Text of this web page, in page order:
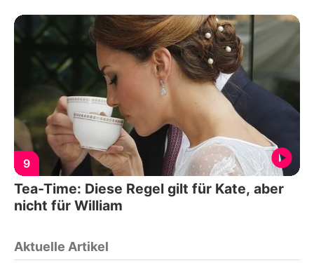
9
Tea-Time: Diese Regel gilt für Kate, aber
nicht für William
Aktuelle Artikel